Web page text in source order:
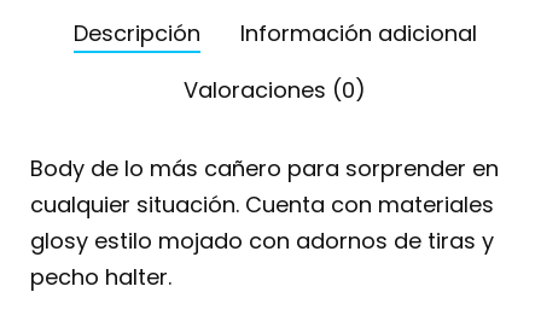
Descripción
Información adicional
Valoraciones (0)
Body de lo más cañero para sorprender en
cualquier situación. Cuenta con materiales
glosy estilo mojado con adornos de tiras y
pecho halter.